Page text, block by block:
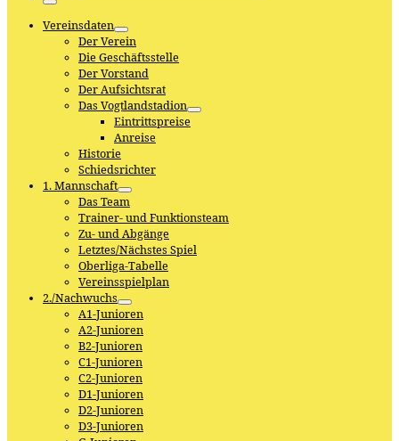
Menü
Vereinsdaten
Der Verein
Die Geschäftsstelle
Der Vorstand
Der Aufsichtsrat
Das Vogtlandstadion
Eintrittspreise
Anreise
Historie
Schiedsrichter
1. Mannschaft
Das Team
Trainer- und Funktionsteam
Zu- und Abgänge
Letztes/Nächstes Spiel
Oberliga-Tabelle
Vereinsspielplan
2./Nachwuchs
A1-Junioren
A2-Junioren
B2-Junioren
C1-Junioren
C2-Junioren
D1-Junioren
D2-Junioren
D3-Junioren